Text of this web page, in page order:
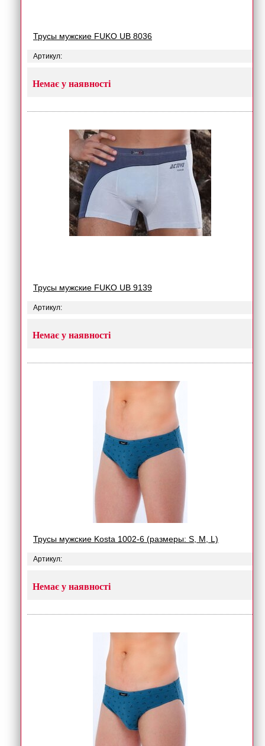
Трусы мужские FUKO UB 8036
Артикул:
Немає у наявності
Трусы мужские FUKO UB 9139
Артикул:
Немає у наявності
Трусы мужские Kosta 1002-6 (размеры: S, M, L)
Артикул:
Немає у наявності